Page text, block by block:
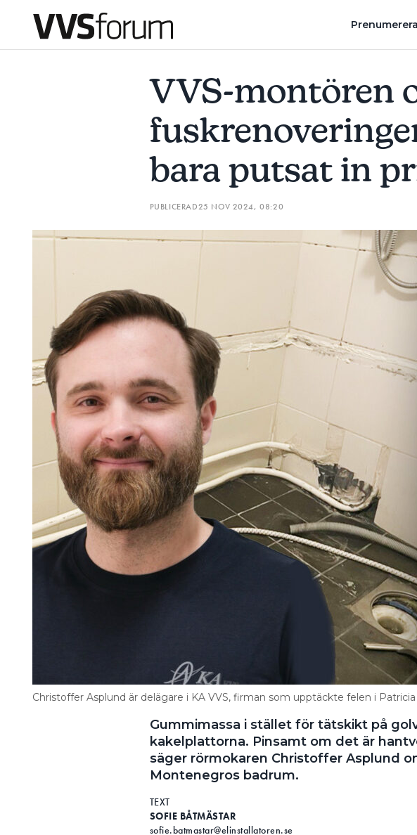
Prenumerera
Prenumerera
Hantera prenumeration
Om tidningen
Kontakt
Information om GDPR
Search for:
SEARCH
VVS-montören
bara putsat in
PUBLICERAD25 NOV 2024, 08:20
Christoffer Asplund är delägare i KA VVS, firman som upptäckte felen i
Gummimassa i stället för tätskikt på
kakelplattorna. Pinsamt om det är
säger rörmokaren Christoffer Asplund
Montenegros badrum.
TEXT
SOFIE BÅTMÄSTAR
sofie.batmastar@elinstallatoren.se
VVS-MONTÖREN OM FUSKRENOVERINGEN: ”MAN HAR BARA PUTSAT IN